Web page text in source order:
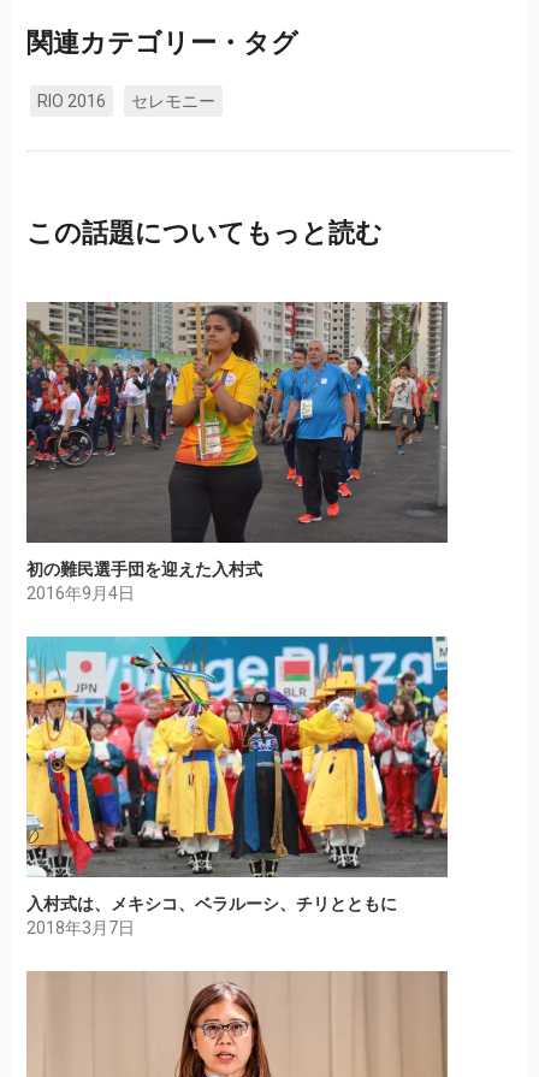
関連カテゴリー・タグ
RIO 2016 セレモニー
この話題についてもっと読む
初の難民選手団を迎えた入村式
2016年9月4日
入村式は、メキシコ、ベラルーシ、チリとともに
2018年3月7日